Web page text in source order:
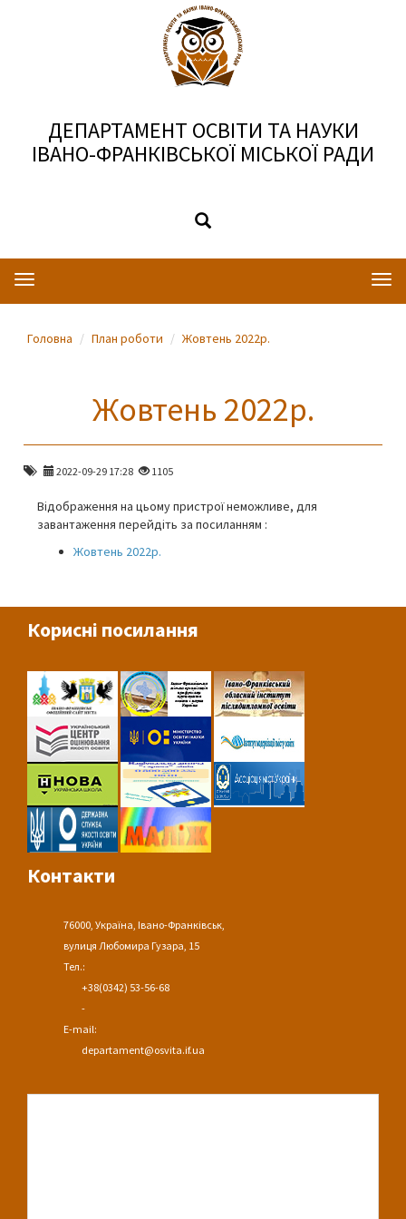
ДЕПАРТАМЕНТ ОСВІТИ ТА НАУКИ
ІВАНО-ФРАНКІВСЬКОЇ МІСЬКОЇ РАДИ
Toggle
Головна План роботи Жовтень 2022р.
Жовтень 2022р.
2022-09-29 17:28 1105
Відображення на цьому пристрої неможливе, для
завантаження перейдіть за посиланням :
Жовтень 2022р.
Корисні посилання
Контакти
76000, Україна, Івано-Франківськ,
вулиця Любомира Гузара, 15
Тел.:
+38(0342) 53-56-68
-
E-mail:
departament@osvita.if.ua